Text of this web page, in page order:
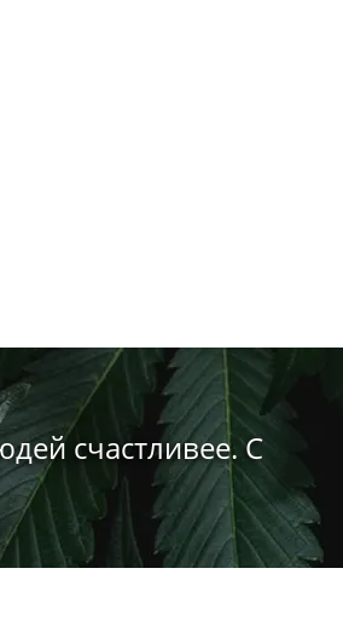
счастливее. С